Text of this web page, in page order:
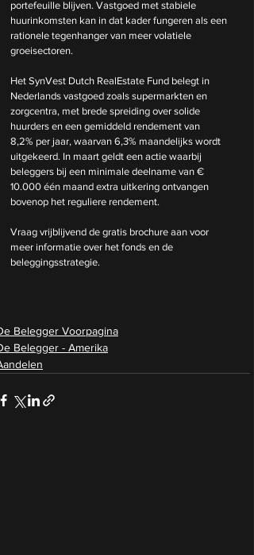
portefeuille blijven. Vastgoed met stabiele
huurinkomsten kan in dat kader fungeren als een
rationele tegenhanger van meer volatiele
groeisectoren.
Het SynVest Dutch RealEstate Fund belegt in
Nederlands vastgoed zoals supermarkten en
zorgcentra, met brede spreiding over solide
huurders en een gemiddeld rendement van
8,2% per jaar, waarvan 6,3% maandelijks wordt
uitgekeerd. In maart geldt een actie waarbij
beleggers bij een minimale deelname van €
10.000 één maand extra uitkering ontvangen
bovenop het reguliere rendement.
Vraag vrijblijvend de gratis brochure aan voor
meer informatie over het fonds en de
beleggingsstrategie.
Belegger Voorpagina
Belegger - Amerika